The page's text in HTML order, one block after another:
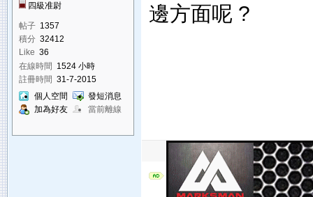
四級准尉
帖子 1357
積分 32412
Like 36
在線時間 1524 小時
註冊時間 31-7-2015
個人空間
發短消息
加為好友
當前離線
邊方面呢 ?